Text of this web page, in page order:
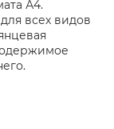
А4.
всех видов